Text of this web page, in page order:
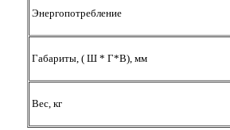
Энергопотребление
Габариты, ( Ш * Г*В), мм
Вес, кг